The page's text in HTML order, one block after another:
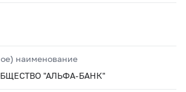
наименование
"АЛЬФА-БАНК"